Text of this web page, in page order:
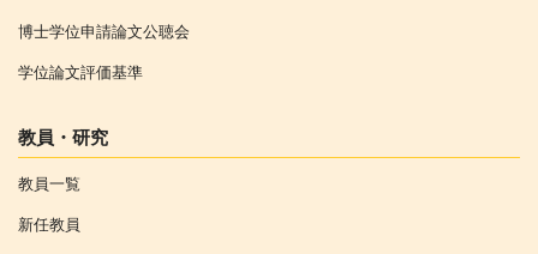
博士学位申請論文公聴会
学位論文評価基準
教員・研究
教員一覧
新任教員